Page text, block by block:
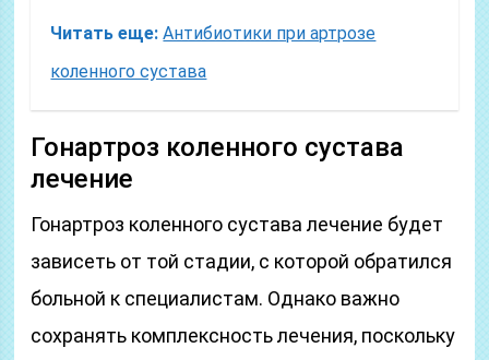
Читать еще: Антибиотики при артрозе
коленного сустава
Гонартроз коленного сустава
лечение
Гонартроз коленного сустава лечение будет
зависеть от той стадии, с которой обратился
больной к специалистам. Однако важно
сохранять комплексность лечения, поскольку